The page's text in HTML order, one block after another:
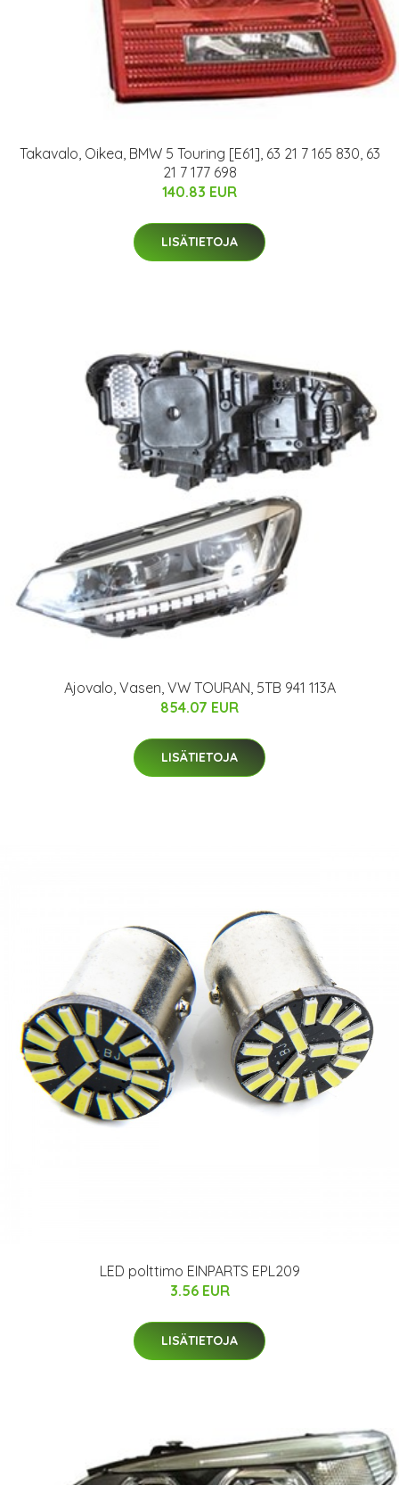
Takavalo, Oikea, BMW 5 Touring [E61], 63 21 7 165 830, 63
21 7 177 698
140.83 EUR
LISÄTIETOJA
Ajovalo, Vasen, VW TOURAN, 5TB 941 113A
854.07 EUR
LISÄTIETOJA
LED polttimo EINPARTS EPL209
3.56 EUR
LISÄTIETOJA